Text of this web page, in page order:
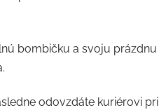
bombičku a svoju prázdnu
odovzdáte kuriérovi pri